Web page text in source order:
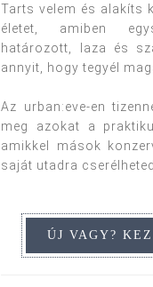
Tarts velem és alakíts
életet, amiben
határozott, laza és
annyit, hogy tegyél
Az urban:eve-en
meg azokat a
amikkel mások
saját utadra cserélheted.